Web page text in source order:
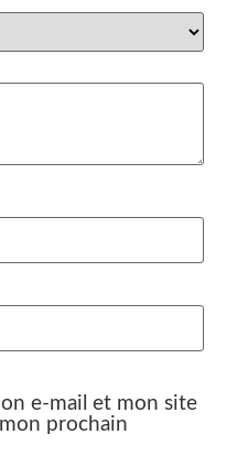
e-mail et mon site
prochain